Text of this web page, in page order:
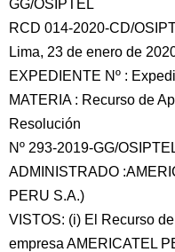
GG/OSIPTEL
RCD 014-2020-CD/
Lima, 23 de enero de
EXPEDIENTE Nº :
MATERIA : Recurso de
Resolución
Nº 293-2019-GG/
ADMINISTRADO
PERU S.A.)
VISTOS: (i) El Recurso
empresa AMERICATEL